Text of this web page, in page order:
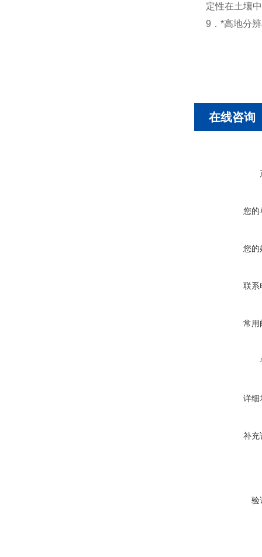
定性在土壤
9．*高地分
在线咨询
您的
您的
联系
常用
详细
补充
验